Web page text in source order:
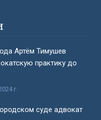
Артём Тимушев
практику до
г.
суде адвокат